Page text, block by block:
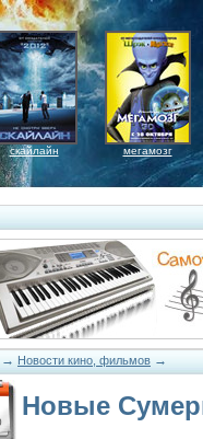
скайлайн мегамозг
→ Новости кино, фильмов →
Новые